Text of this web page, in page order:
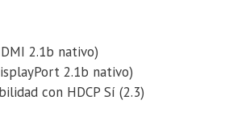
2.1b nativo)
2.1b nativo)
con HDCP Sí (2.3)